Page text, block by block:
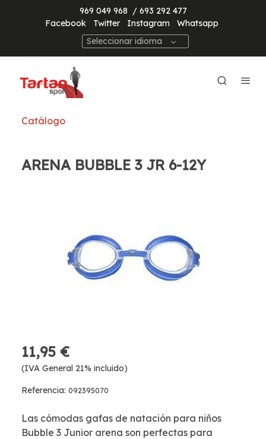
969 049 968 / 693 292 477
Facebook
Twitter Instagram
Whatsapp
Seleccionar idioma
Catálogo
ARENA BUBBLE 3 JR 6-12Y
11,95 €
(IVA General 21% incluido)
Referencia: 092395070
Las cómodas gafas de natación para niños
Bubble 3 Junior arena son perfectas para